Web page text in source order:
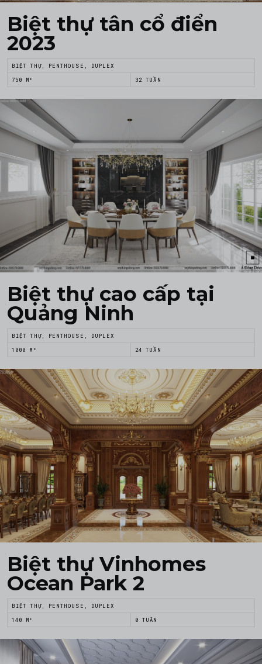
Biệt thự tân cổ điển
2023
BIỆT THỰ, PENTHOUSE, DUPLEX
750 M² 32 TUẦN
Biệt thự cao cấp tại
Quảng Ninh
BIỆT THỰ, PENTHOUSE, DUPLEX
1000 M² 24 TUẦN
Biệt thự Vinhomes
Ocean Park 2
BIỆT THỰ, PENTHOUSE, DUPLEX
140 M² 0 TUẦN